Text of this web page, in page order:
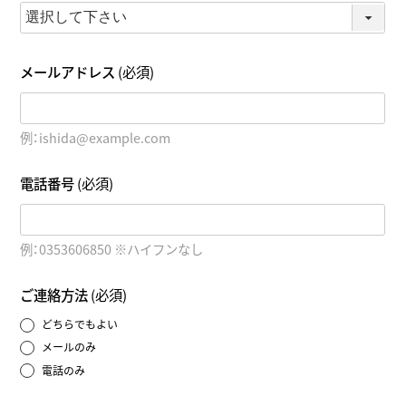
メールアドレス (必須)
例：ishida@example.com
電話番号(必須)
例：0353606850 ※ハイフンなし
ご連絡方法(必須)
どちらでもよい
メールのみ
電話のみ